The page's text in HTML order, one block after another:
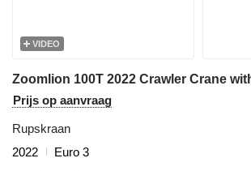
VIDEO
Prijs op aanvraag
Rupskraan
2022
Euro 3